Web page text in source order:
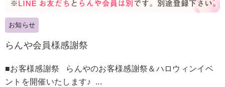
お知らせ
らんや会員様感謝祭
■お客様感謝祭 らんやのお客様感謝祭＆ハロウィンイベ
ントを開催いたします♪ ...